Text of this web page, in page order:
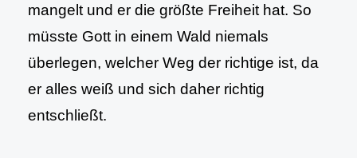
mangelt und er die größte Freiheit hat. So
müsste Gott in einem Wald niemals
überlegen, welcher Weg der richtige ist, da
er alles weiß und sich daher richtig
entschließt.